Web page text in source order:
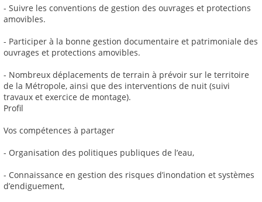
- Suivre les conventions de gestion des ouvrages et protections
amovibles.
- Participer à la bonne gestion documentaire et patrimoniale des
ouvrages et protections amovibles.
- Nombreux déplacements de terrain à prévoir sur le territoire
de la Métropole, ainsi que des interventions de nuit (suivi
travaux et exercice de montage).
Profil
Vos compétences à partager
- Organisation des politiques publiques de l’eau,
- Connaissance en gestion des risques d’inondation et systèmes
d’endiguement,